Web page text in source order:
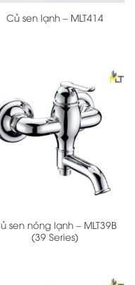
Củ sen lạnh – MLT414
sen nóng lạnh – MLT39B
(39 Series)